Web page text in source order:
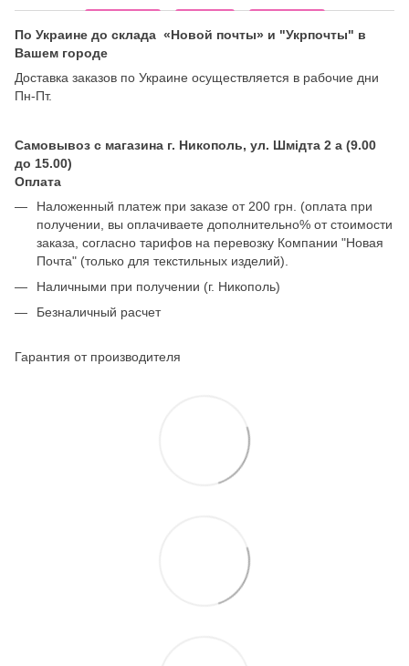
По Украине до склада «Новой почты» и "Укрпочты" в
Вашем городе
Доставка заказов по Украине осуществляется в рабочие дни
Пн-Пт.
Самовывоз с магазина г. Никополь, ул. Шмідта 2 а (9.00
до 15.00)
Оплата
Наложенный платеж при заказе от 200 грн. (оплата при
получении, вы оплачиваете дополнительно% от стоимости
заказа, согласно тарифов на перевозку Компании "Новая
Почта" (только для текстильных изделий).
Наличными при получении (г. Никополь)
Безналичный расчет
Гарантия от производителя